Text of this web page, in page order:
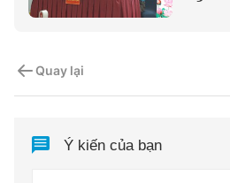
Quay lại
Ý kiến của bạn